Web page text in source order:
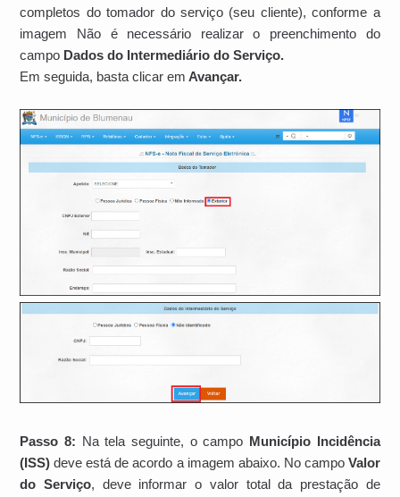
completos do tomador do serviço (seu cliente), conforme a
imagem Não é necessário realizar o preenchimento do
campo Dados do Intermediário do Serviço.
Em seguida, basta clicar em Avançar.
Passo 8: Na tela seguinte, o campo Município Incidência
(ISS) deve está de acordo a imagem abaixo. No campo Valor
do Serviço, deve informar o valor total da prestação de